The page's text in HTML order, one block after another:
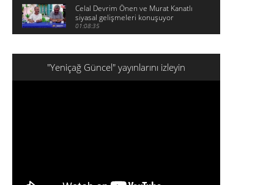
Celal Devrim Önen ve Murat Kanatlı
siyasal gelişmeleri konuşuyor
01:08:35
"Yeniçağ Güncel" yayınlarını izleyin